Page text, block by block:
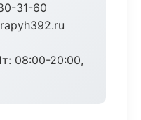
31-60
08:00-20:00,